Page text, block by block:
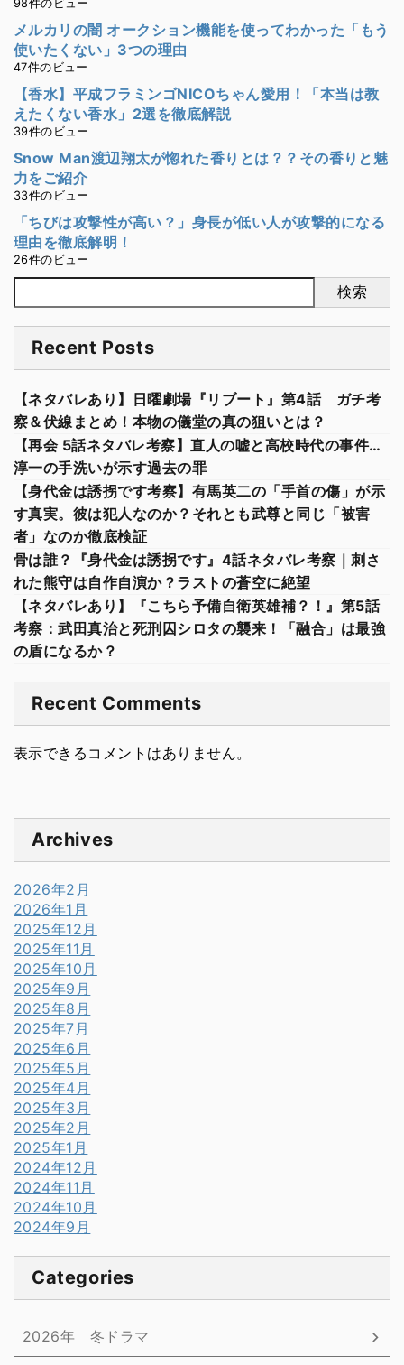
98件のビュー
メルカリの闇 オークション機能を使ってわかった「もう
使いたくない」3つの理由
47件のビュー
【香水】平成フラミンゴNICOちゃん愛用！「本当は教
えたくない香水」2選を徹底解説
39件のビュー
Snow Man渡辺翔太が惚れた香りとは？？その香りと魅
力をご紹介
33件のビュー
「ちびは攻撃性が高い？」身長が低い人が攻撃的になる
理由を徹底解明！
26件のビュー
検索
Recent Posts
【ネタバレあり】日曜劇場『リブート』第4話 ガチ考
察＆伏線まとめ！本物の儀堂の真の狙いとは？
【再会 5話ネタバレ考察】直人の嘘と高校時代の事件…
淳一の手洗いが示す過去の罪
【身代金は誘拐です考察】有馬英二の「手首の傷」が示
す真実。彼は犯人なのか？それとも武尊と同じ「被害
者」なのか徹底検証
骨は誰？『身代金は誘拐です』4話ネタバレ考察｜刺さ
れた熊守は自作自演か？ラストの蒼空に絶望
【ネタバレあり】『こちら予備自衛英雄補？！』第5話
考察：武田真治と死刑囚シロタの襲来！「融合」は最強
の盾になるか？
Recent Comments
表示できるコメントはありません。
Archives
2026年2月
2026年1月
2025年12月
2025年11月
2025年10月
2025年9月
2025年8月
2025年7月
2025年6月
2025年5月
2025年4月
2025年3月
2025年2月
2025年1月
2024年12月
2024年11月
2024年10月
2024年9月
Categories
2026年 冬ドラマ